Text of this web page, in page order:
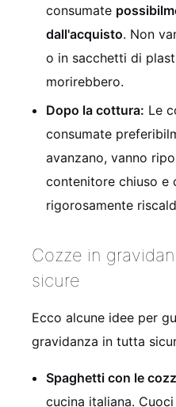
consumate
dall'acquisto. Non
o in sacchetti di
morirebbero.
Dopo la cottura: Le
consumate
avanzano, vanno
contenitore chiuso e
rigorosamente
Cozze in
sicure
Ecco alcune idee per
gravidanza in tutta
Spaghetti con le
cucina italiana.